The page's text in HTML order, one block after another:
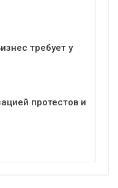
требует у
протестов и